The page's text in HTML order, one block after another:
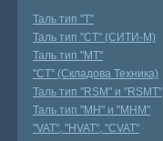
Таль тип "Т"
Таль тип "СТ" (СИТИ-М)
Таль тип "МТ"
"СТ" (Складова Техника)
Таль тип "RSМ" и "RSMT"
Таль тип "MH" и "МНМ"
"VAT", "HVAT", "CVAT"